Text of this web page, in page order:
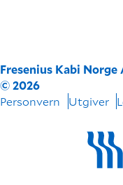
Fresenius Kabi Norge
© 2026
Personvern
Utgiver